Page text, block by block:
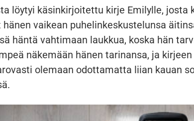
löytyi käsinkirjoitettu kirje Emilylle, josta
vaikean puhelinkeskustelunsa
häntä vahtimaan laukkua, koska hän
näkemään hänen tarinansa, ja
olemaan odottamatta liian kauan